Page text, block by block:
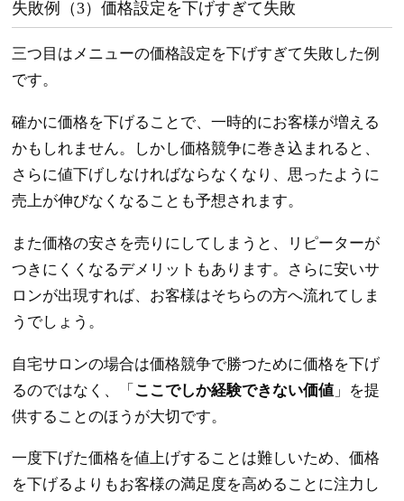
失敗例（3）価格設定を下げすぎて失敗
三つ目はメニューの価格設定を下げすぎて失敗した例
です。
確かに価格を下げることで、一時的にお客様が増える
かもしれません。しかし価格競争に巻き込まれると、
さらに値下げしなければならなくなり、思ったように
売上が伸びなくなることも予想されます。
また価格の安さを売りにしてしまうと、リピーターが
つきにくくなるデメリットもあります。さらに安いサ
ロンが出現すれば、お客様はそちらの方へ流れてしま
うでしょう。
自宅サロンの場合は価格競争で勝つために価格を下げ
るのではなく、「 ここでしか経験できない価値 」を提
供することのほうが大切です。
一度下げた価格を値上げすることは難しいため、価格
を下げるよりもお客様の満足度を高めることに注力し